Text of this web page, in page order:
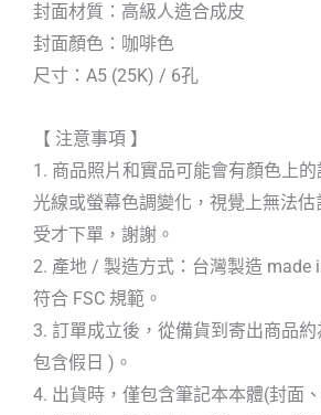
封面材質：高級人造合成皮
封面顏色：咖啡色
尺寸：A5 (25K) / 6孔
【 注意事項 】
1. 商品照片和實品可能會有顏色上
光線或螢幕色調變化，視覺上無法
受才下單，謝謝。
2. 產地 / 製造方式：台灣製造 made
符合 FSC 規範。
3. 訂單成立後，從備貨到寄出商品
包含假日 )。
4. 出貨時，僅包含筆記本本體(封面